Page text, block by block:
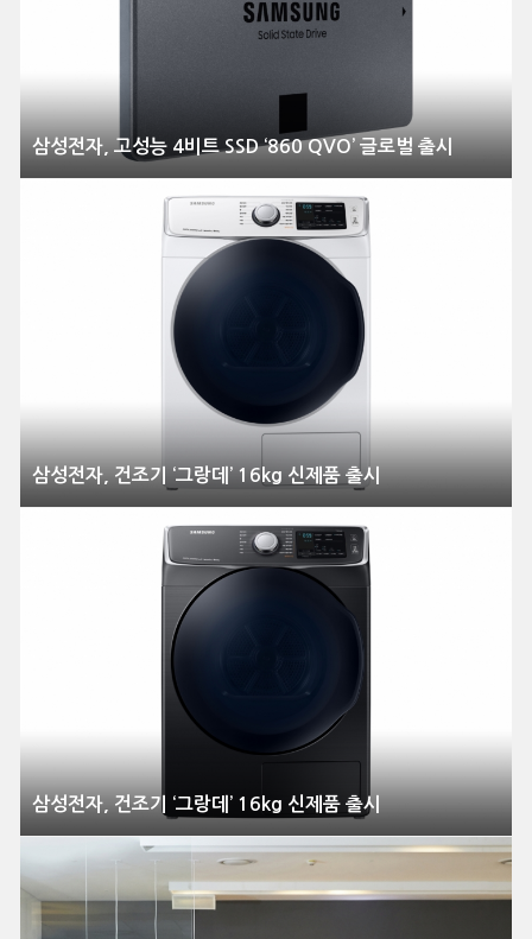
삼성전자, 고성능 4비트 SSD ‘860 QVO’ 글로벌 출시
삼성전자, 건조기 ‘그랑데’ 16kg 신제품 출시
삼성전자, 건조기 ‘그랑데’ 16kg 신제품 출시